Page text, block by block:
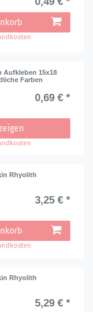
Aufkleben 15x18
Farben
0,69 € *
Rhyolith
3,25 € *
Rhyolith
5,29 € *